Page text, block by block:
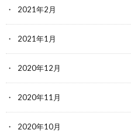
2021年2月
2021年1月
2020年12月
2020年11月
2020年10月